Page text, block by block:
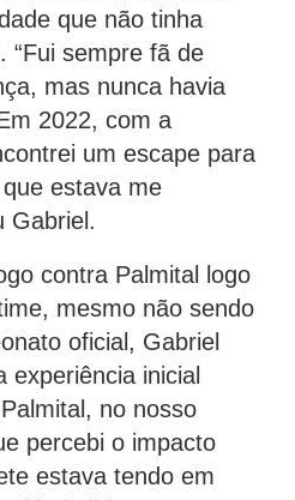
que não tinha
“Fui sempre fã de
mas nunca havia
2022, com a
um escape para
estava me
Gabriel.
contra Palmital logo
mesmo não sendo
oficial, Gabriel
experiência inicial
no nosso
percebi o impacto
estava tendo em